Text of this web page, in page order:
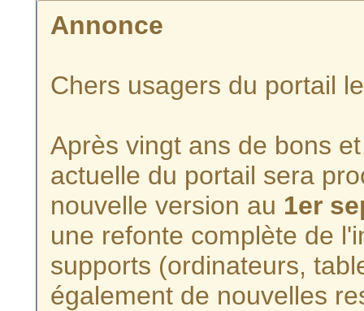
Annonce
Chers usagers du portail
Après vingt ans de bons
actuelle du portail sera
nouvelle version au 1er
une refonte complète de
supports (ordinateurs,
également de nouvelles